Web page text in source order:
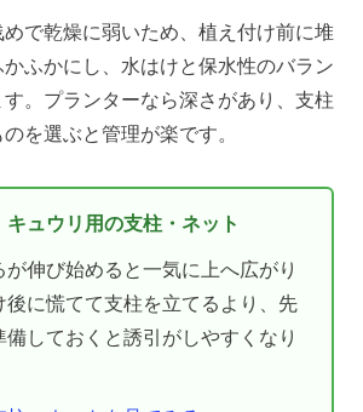
で乾燥に弱いため、植え付け前に堆
かふかにし、水はけと保水性のバラン
。プランターなら深さがあり、支柱
を選ぶと管理が楽です。
キュウリ用の支柱・ネット
が伸び始めると一気に上へ広がり
後に慌てて支柱を立てるより、先
備しておくと誘引がしやすくなり